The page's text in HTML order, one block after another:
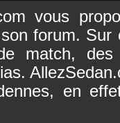
vous
forum.
match, des
en